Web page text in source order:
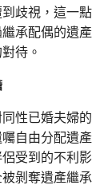
歧視，這一
承配偶的遺
待。
性已婚夫婦
自由分配遺
受到的不利
剝奪遺產繼